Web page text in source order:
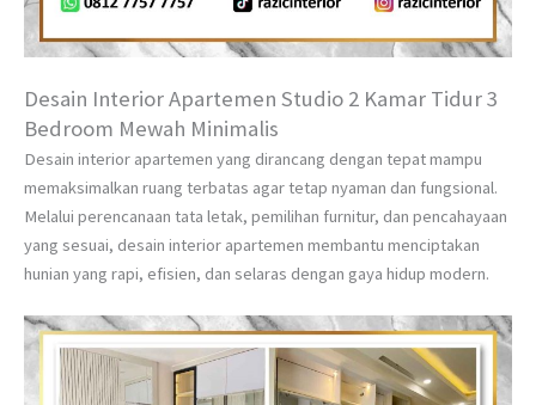
Desain Interior Apartemen Studio 2 Kamar Tidur 3
Bedroom Mewah Minimalis
Desain interior apartemen yang dirancang dengan tepat mampu
memaksimalkan ruang terbatas agar tetap nyaman dan fungsional.
Melalui perencanaan tata letak, pemilihan furnitur, dan pencahayaan
yang sesuai, desain interior apartemen membantu menciptakan
hunian yang rapi, efisien, dan selaras dengan gaya hidup modern.